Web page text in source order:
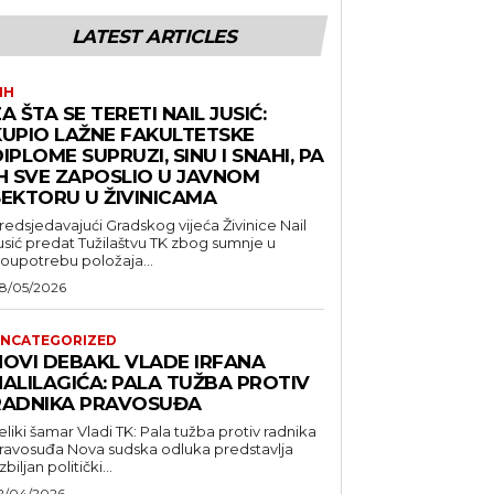
LATEST ARTICLES
ŠTA SE TERETI NAIL JUSIĆ:
LAŽNE FAKULTETSKE
SUPRUZI, SINU I SNAHI, PA
SVE ZAPOSLIO U JAVNOM
U ŽIVINICAMA
Gradskog vijeća Živinice Nail
predat Tužilaštvu TK zbog sumnje u
položaja...
05/2026
DEBAKL VLADE IRFANA
PALA TUŽBA PROTIV
PRAVOSUĐA
šamar Vladi TK: Pala tužba protiv radnika
Nova sudska odluka predstavlja
politički...